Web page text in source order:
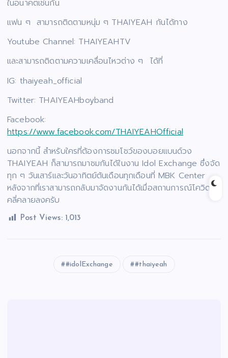
ในอนาคตเช่นกัน
แฟน ๆ สามารถติดตามหนุ่ม ๆ THAIYEAH กันได้ทาง
Youtube Channel: THAIYEAHTV
และสามารถติดตามความเคลื่อนไหวต่าง ๆ ได้ที่
IG: thaiyeah_official
Twitter: THAIYEAHboyband
Facebook:
https://www.facebook.com/THAIYEAHOfficial
นอกจากนี้ สำหรับใครที่ต้องการชมโชว์ของบอยแบนด์วง
THAIYEAH ก็สามารถมาชมกันได้ในงาน Idol Exchange ซึ่งจัด
ทุก ๆ วันเสาร์และวันอาทิตย์ต้นเดือนทุกเดือนที่ MBK Center
หลังจากที่เราสามารถกลับมาจัดงานกันได้เมื่อสถานการณ์โควิด
คลี่คลายลงครับ
Post Views: 1,013
#idolExchange #thaiyeah